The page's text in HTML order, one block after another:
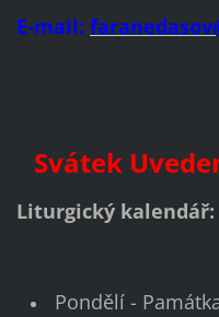
E-mail:
Svátek
Liturgický kalendář:
Pondělí -